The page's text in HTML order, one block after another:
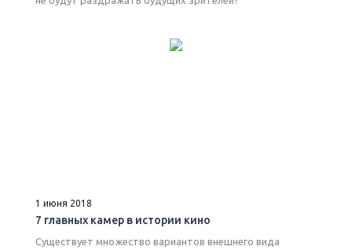
1 июня 2018
7 главных камер в истории кино
Существует множество вариантов внешнего вида